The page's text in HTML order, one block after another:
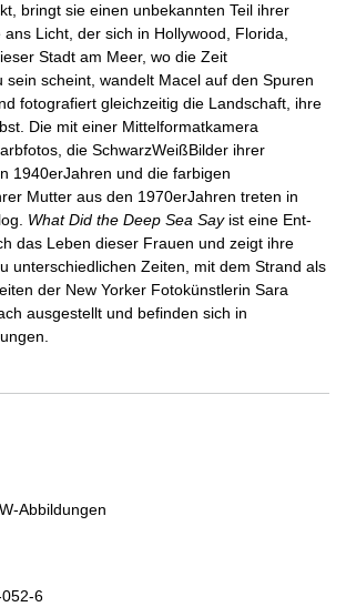
bringt sie einen unbekannten Teil ihrer
Licht, der sich in Hollywood, Florida,
Stadt am Meer, wo die Zeit
sein scheint, wandelt Macel auf den Spuren
fotografiert gleichzeitig die Landschaft, ihre
Die mit einer Mittelformatkamera
die Schwarz­Weiß­Bilder ihrer
1940er­Jahren und die farbigen
Mutter aus den 1970er­Jahren treten in
What Did the Deep Sea Sayist eine Ent­
das Leben dieser Frauen und zeigt ihre
unterschied­lichen Zeiten, mit dem Strand als
der New Yorker Fotokünstlerin Sara
ausgestellt und befinden sich in
Abbildungen
6